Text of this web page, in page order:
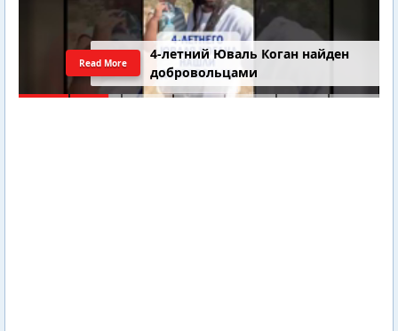
4-летний Юваль Коган найден
добровольцами
Read More